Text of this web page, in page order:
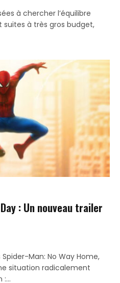
à chercher l’équilibre
à très gros budget,
: Un nouveau trailer
Man: No Way Home,
situation radicalement
:…